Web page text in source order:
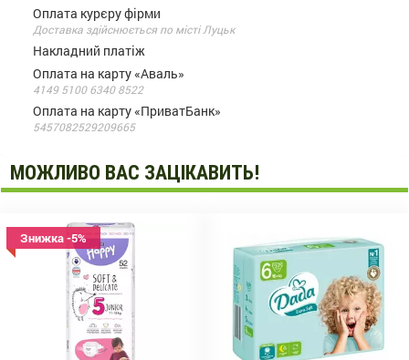
Оплата курєру фірми
Доставка здійснюється по місті Луцьк
Накладний платіж
Оплата на карту «Аваль»
4149 5100 6340 8522
Оплата на карту «ПриватБанк»
5457082529209665
МОЖЛИВО ВАС ЗАЦІКАВИТЬ!
Знижка -5%